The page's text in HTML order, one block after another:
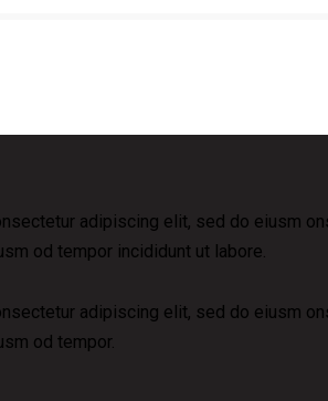
adipiscing elit, sed do eiusm
od tempor incididunt ut labore.
adipiscing elit, sed do eiusm
od tempor.